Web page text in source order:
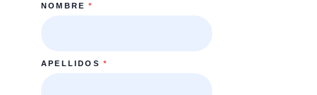
NOMBRE*
APELLIDOS *